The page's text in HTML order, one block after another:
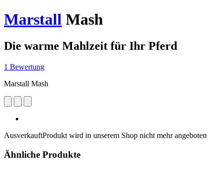
Marstall Mash
Die warme Mahlzeit für Ihr Pferd
1 Bewertung
Marstall Mash
AusverkauftProdukt wird in unserem Shop nicht mehr angeboten
Ähnliche Produkte